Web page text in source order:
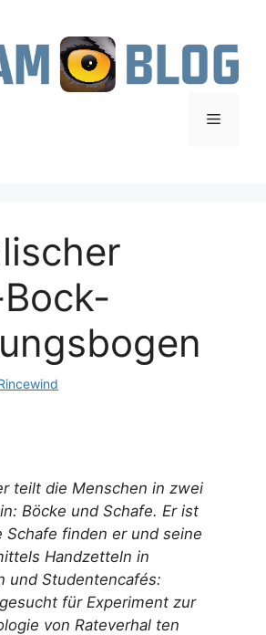
Menü
teilt die Menschen in zwei
Böcke und Schafe. Er ist
Schafe finden er und seine
Handzetteln in
und Studentencafés:
für Experiment zur
von Rateverhal ten